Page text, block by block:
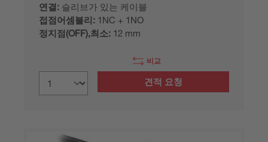
연결: 슬리브가 있는 케이블
접점어셈블리: 1NC + 1NO
정지점(OFF),최소: 12 mm
비교
견적 요청